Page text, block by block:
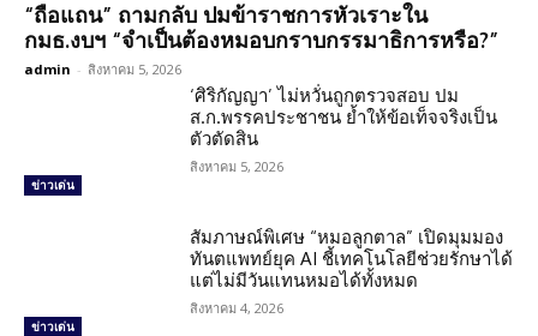
“ถือแถน” ถามกลับ ปมข้าราชการหัวเราะใน
กมธ.งบฯ “จำเป็นต้องหมอบกราบกรรมาธิการหรือ?”
admin - สิงหาคม 5, 2026
ข่าวเด่น
‘ศิริกัญญา’ ไม่หวั่นถูกตรวจสอบ ปม
ส.ก.พรรคประชาชน ย้ำให้ข้อเท็จจริงเป็น
ตัวตัดสิน
สิงหาคม 5, 2026
ข่าวเด่น
สัมภาษณ์พิเศษ “หมอลูกตาล” เปิดมุมมอง
ทันตแพทย์ยุค AI ชี้เทคโนโลยีช่วยรักษาได้
แต่ไม่มีวันแทนหมอได้ทั้งหมด
สิงหาคม 4, 2026